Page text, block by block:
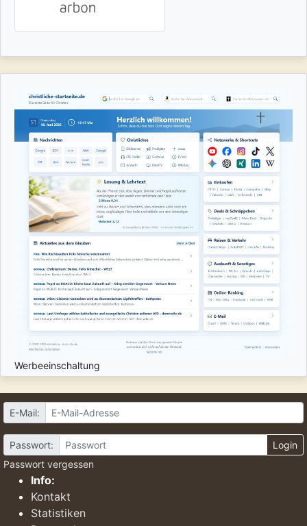
Werbeeinschaltung
E-Mail:
Passwort:
Login
Passwort vergessen
Info:
Kontakt
Statistiken